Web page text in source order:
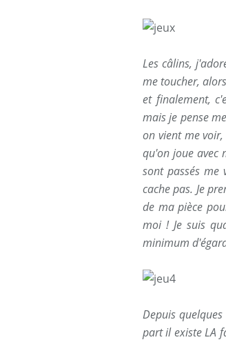
Les câlins,
me toucher,
et finalement,
mais je pense
on vient me
qu'on joue avec
sont passés
cache pas. Je
de ma pièce
moi ! Je suis
minimum
Depuis
part il existe LA